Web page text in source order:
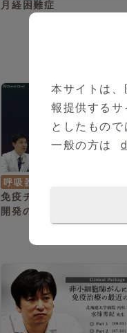
月経困難症
呼吸器内科
免疫チェックポイント阻害
開発の歴史と適正使用
本サイトは
報提供する
としたもので
一般の方は